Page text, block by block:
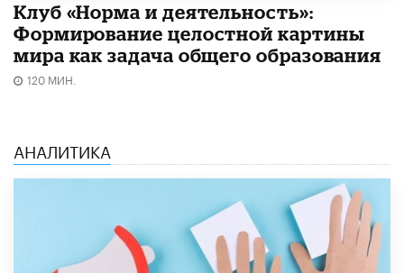
Клуб «Норма и деятельность»:
Формирование целостной картины
мира как задача общего образования
120 МИН.
АНАЛИТИКА